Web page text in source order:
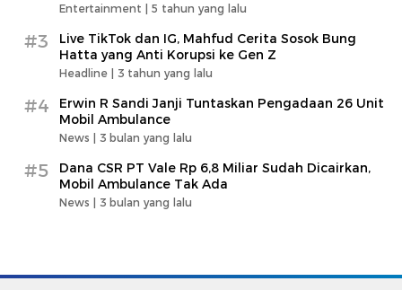
Entertainment | 5 tahun yang lalu
#3
Live TikTok dan IG, Mahfud Cerita Sosok Bung
Hatta yang Anti Korupsi ke Gen Z
Headline | 3 tahun yang lalu
#4
Erwin R Sandi Janji Tuntaskan Pengadaan 26 Unit
Mobil Ambulance
News | 3 bulan yang lalu
#5
Dana CSR PT Vale Rp 6,8 Miliar Sudah Dicairkan,
Mobil Ambulance Tak Ada
News | 3 bulan yang lalu